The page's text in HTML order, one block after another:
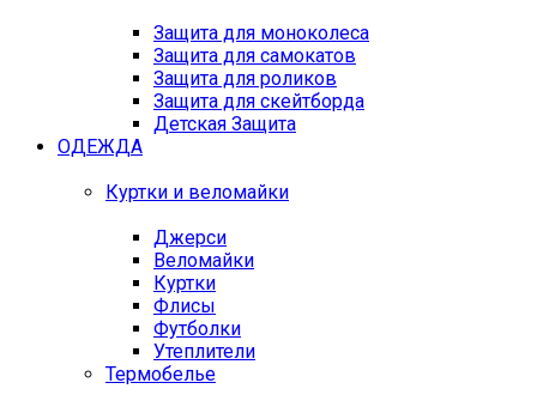
Защита для моноколеса
Защита для самокатов
Защита для роликов
Защита для скейтборда
Детская Защита
ОДЕЖДА
Куртки и веломайки
Джерси
Веломайки
Куртки
Флисы
Футболки
Утеплители
Термобелье